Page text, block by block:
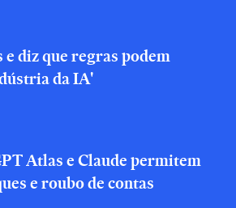
diz que regras podem
da IA'
Atlas e Claude permitem
e roubo de contas